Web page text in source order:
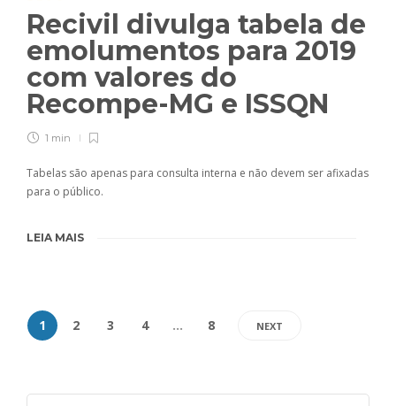
Recivil divulga tabela de
emolumentos para 2019
com valores do
Recompe-MG e ISSQN
1 min
Tabelas são apenas para consulta interna e não devem ser afixadas
para o público.
LEIA MAIS
1 2 3 4 … 8 NEXT